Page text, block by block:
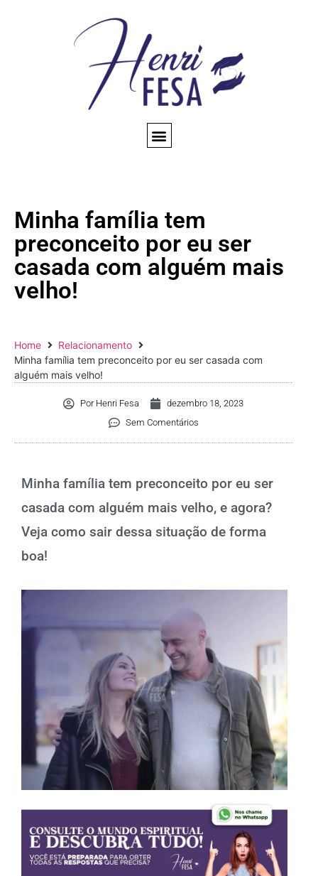
Minha família tem
preconceito por eu ser
casada com alguém mais
velho!
Home
Relacionamento
Minha família tem preconceito por eu ser casada com
alguém mais velho!
PorHenri Fesa
dezembro 18, 2023
Sem Comentários
Minha família tem preconceito por eu ser
casada com alguém mais velho, e agora?
Veja como sair dessa situação de forma
boa!